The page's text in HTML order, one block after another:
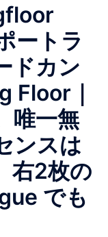
ートラ
ドカン
Floor｜
唯一無
ンスは
右2枚の
でも